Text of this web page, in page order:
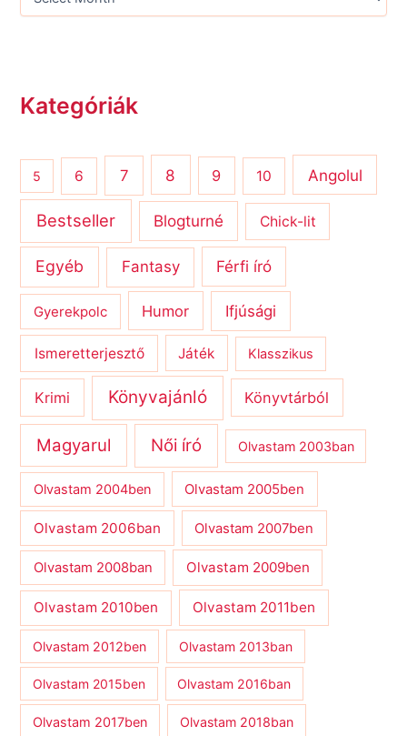
Kategóriák
5 6 7 8 9 10 Angolul
Bestseller Blogturné Chick-lit
Egyéb Fantasy Férfi író
Gyerekpolc Humor Ifjúsági
Ismeretterjesztő Játék Klasszikus
Krimi Könyvajánló Könyvtárból
Magyarul Női író Olvastam 2003ban
Olvastam 2004ben Olvastam 2005ben
Olvastam 2006ban Olvastam 2007ben
Olvastam 2008ban Olvastam 2009ben
Olvastam 2010ben Olvastam 2011ben
Olvastam 2012ben Olvastam 2013ban
Olvastam 2015ben Olvastam 2016ban
Olvastam 2017ben Olvastam 2018ban